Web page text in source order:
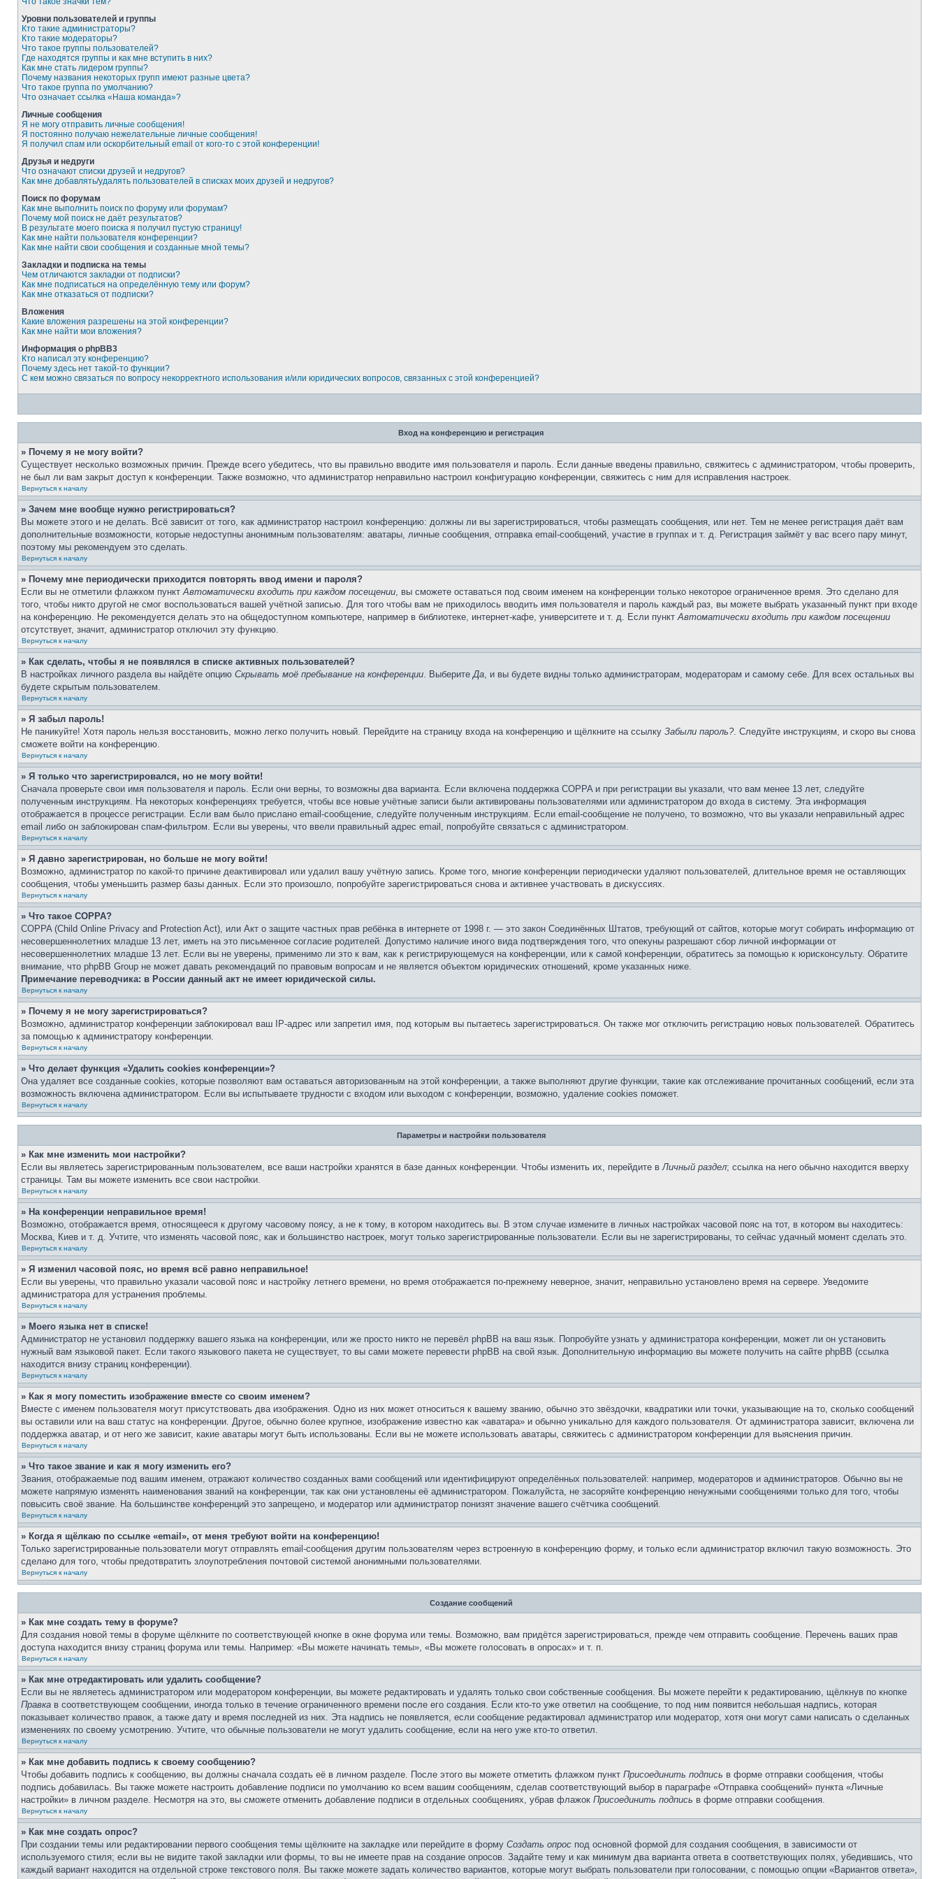
Уровни пользователей и группы
Кто такие администраторы?
Кто такие модераторы?
Что такое группы пользователей?
Где находятся группы и как мне вступить в них?
Как мне стать лидером группы?
Почему названия некоторых групп имеют разные цвета?
Что такое группа по умолчанию?
Что означает ссылка «Наша команда»?
Личные сообщения
Я не могу отправить личные сообщения!
Я постоянно получаю нежелательные личные сообщения!
Я получил спам или оскорбительный email от кого-то с этой конференции!
Друзья и недруги
Что означают списки друзей и недругов?
Как мне добавлять/удалять пользователей в списках моих друзей и недругов?
Поиск по форумам
Как мне выполнить поиск по форуму или форумам?
Почему мой поиск не даёт результатов?
В результате моего поиска я получил пустую страницу!
Как мне найти пользователя конференции?
Как мне найти свои сообщения и созданные мной темы?
Закладки и подписка на темы
Чем отличаются закладки от подписки?
Как мне подписаться на определённую тему или форум?
Как мне отказаться от подписки?
Вложения
Какие вложения разрешены на этой конференции?
Как мне найти мои вложения?
Информация о phpBB3
Кто написал эту конференцию?
Почему здесь нет такой-то функции?
С кем можно связаться по вопросу некорректного использования и/или юридических вопросов, связанных с этой конференцией?
Вход на конференцию и регистрация
» Почему я не могу войти?
Существует несколько возможных причин. Прежде всего убедитесь, что вы правильно вводите имя пользователя и пароль. Если данные введены правильно, свяжитесь с администратором, чтобы проверить,
не был ли вам закрыт доступ к конференции. Также возможно, что администратор неправильно настроил конфигурацию конференции, свяжитесь с ним для исправления настроек.
Вернуться к началу
» Зачем мне вообще нужно регистрироваться?
Вы можете этого и не делать. Всё зависит от того, как администратор настроил конференцию: должны ли вы зарегистрироваться, чтобы размещать сообщения, или нет. Тем не менее регистрация даёт вам
дополнительные возможности, которые недоступны анонимным пользователям: аватары, личные сообщения, отправка email-сообщений, участие в группах и т. д. Регистрация займёт у вас всего пару минут,
поэтому мы рекомендуем это сделать.
Вернуться к началу
» Почему мне периодически приходится повторять ввод имени и пароля?
Если вы не отметили флажком пунктАвтоматически входить при каждом посещении, вы сможете оставаться под своим именем на конференции только некоторое ограниченное время. Это сделано для
того, чтобы никто другой не смог воспользоваться вашей учётной записью. Для того чтобы вам не приходилось вводить имя пользователя и пароль каждый раз, вы можете выбрать указанный пункт при входе
на конференцию. Не рекомендуется делать это на общедоступном компьютере, например в библиотеке, интернет-кафе, университете и т. д. Если пунктАвтоматически входить при каждом посещении
отсутствует, значит, администратор отключил эту функцию.
Вернуться к началу
» Как сделать, чтобы я не появлялся в списке активных пользователей?
В настройках личного раздела вы найдёте опцию Скрывать моё пребывание на конференции. ВыберитеДа, и вы будете видны только администраторам, модераторам и самому себе. Для всех остальных вы
будете скрытым пользователем.
Вернуться к началу
» Я забыл пароль!
Не паникуйте! Хотя пароль нельзя восстановить, можно легко получить новый. Перейдите на страницу входа на конференцию и щёлкните на ссылку Забыли пароль?. Следуйте инструкциям, и скоро вы снова
сможете войти на конференцию.
Вернуться к началу
» Я только что зарегистрировался, но не могу войти!
Сначала проверьте свои имя пользователя и пароль. Если они верны, то возможны два варианта. Если включена поддержка COPPA и при регистрации вы указали, что вам менее 13 лет, следуйте
полученным инструкциям. На некоторых конференциях требуется, чтобы все новые учётные записи были активированы пользователями или администратором до входа в систему. Эта информация
отображается в процессе регистрации. Если вам было прислано email-сообщение, следуйте полученным инструкциям. Если email-сообщение не получено, то возможно, что вы указали неправильный адрес
email либо он заблокирован спам-фильтром. Если вы уверены, что ввели правильный адрес email, попробуйте связаться с администратором.
Вернуться к началу
» Я давно зарегистрирован, но больше не могу войти!
Возможно, администратор по какой-то причине деактивировал или удалил вашу учётную запись. Кроме того, многие конференции периодически удаляют пользователей, длительное время не оставляющих
сообщения, чтобы уменьшить размер базы данных. Если это произошло, попробуйте зарегистрироваться снова и активнее участвовать в дискуссиях.
Вернуться к началу
» Что такое COPPA?
COPPA (Child Online Privacy and Protection Act), или Акт о защите частных прав ребёнка в интернете от 1998 г. — это закон Соединённых Штатов, требующий от сайтов, которые могут собирать информацию от
несовершеннолетних младше 13 лет, иметь на это письменное согласие родителей. Допустимо наличие иного вида подтверждения того, что опекуны разрешают сбор личной информации от
несовершеннолетних младше 13 лет. Если вы не уверены, применимо ли это к вам, как к регистрирующемуся на конференции, или к самой конференции, обратитесь за помощью к юрисконсульту. Обратите
внимание, что phpBB Group не может давать рекомендаций по правовым вопросам и не является объектом юридических отношений, кроме указанных ниже.
Примечание переводчика: в России данный акт не имеет юридической силы.
Вернуться к началу
» Почему я не могу зарегистрироваться?
Возможно, администратор конференции заблокировал ваш IP-адрес или запретил имя, под которым вы пытаетесь зарегистрироваться. Он также мог отключить регистрацию новых пользователей. Обратитесь
за помощью к администратору конференции.
Вернуться к началу
» Что делает функция «Удалить cookies конференции»?
Она удаляет все созданные cookies, которые позволяют вам оставаться авторизованным на этой конференции, а также выполняют другие функции, такие как отслеживание прочитанных сообщений, если эта
возможность включена администратором. Если вы испытываете трудности с входом или выходом с конференции, возможно, удаление cookies поможет.
Вернуться к началу
Параметры и настройки пользователя
» Как мне изменить мои настройки?
Если вы являетесь зарегистрированным пользователем, все ваши настройки хранятся в базе данных конференции. Чтобы изменить их, перейдите вЛичный раздел; ссылка на него обычно находится вверху
страницы. Там вы можете изменить все свои настройки.
Вернуться к началу
» На конференции неправильное время!
Возможно, отображается время, относящееся к другому часовому поясу, а не к тому, в котором находитесь вы. В этом случае измените в личных настройках часовой пояс на тот, в котором вы находитесь:
Москва, Киев и т. д. Учтите, что изменять часовой пояс, как и большинство настроек, могут только зарегистрированные пользователи. Если вы не зарегистрированы, то сейчас удачный момент сделать это.
Вернуться к началу
» Я изменил часовой пояс, но время всё равно неправильное!
Если вы уверены, что правильно указали часовой пояс и настройку летнего времени, но время отображается по-прежнему неверное, значит, неправильно установлено время на сервере. Уведомите
администратора для устранения проблемы.
Вернуться к началу
» Моего языка нет в списке!
Администратор не установил поддержку вашего языка на конференции, или же просто никто не перевёл phpBB на ваш язык. Попробуйте узнать у администратора конференции, может ли он установить
нужный вам языковой пакет. Если такого языкового пакета не существует, то вы сами можете перевести phpBB на свой язык. Дополнительную информацию вы можете получить на сайте phpBB (ссылка
находится внизу страниц конференции).
Вернуться к началу
» Как я могу поместить изображение вместе со своим именем?
Вместе с именем пользователя могут присутствовать два изображения. Одно из них может относиться к вашему званию, обычно это звёздочки, квадратики или точки, указывающие на то, сколько сообщений
вы оставили или на ваш статус на конференции. Другое, обычно более крупное, изображение известно как «аватара» и обычно уникально для каждого пользователя. От администратора зависит, включена ли
поддержка аватар, и от него же зависит, какие аватары могут быть использованы. Если вы не можете использовать аватары, свяжитесь с администратором конференции для выяснения причин.
Вернуться к началу
» Что такое звание и как я могу изменить его?
Звания, отображаемые под вашим именем, отражают количество созданных вами сообщений или идентифицируют определённых пользователей: например, модераторов и администраторов. Обычно вы не
можете напрямую изменять наименования званий на конференции, так как они установлены её администратором. Пожалуйста, не засоряйте конференцию ненужными сообщениями только для того, чтобы
повысить своё звание. На большинстве конференций это запрещено, и модератор или администратор понизят значение вашего счётчика сообщений.
Вернуться к началу
» Когда я щёлкаю по ссылке «email», от меня требуют войти на конференцию!
Только зарегистрированные пользователи могут отправлять email-сообщения другим пользователям через встроенную в конференцию форму, и только если администратор включил такую возможность. Это
сделано для того, чтобы предотвратить злоупотребления почтовой системой анонимными пользователями.
Вернуться к началу
Создание сообщений
» Как мне создать тему в форуме?
Для создания новой темы в форуме щёлкните по соответствующей кнопке в окне форума или темы. Возможно, вам придётся зарегистрироваться, прежде чем отправить сообщение. Перечень ваших прав
доступа находится внизу страниц форума или темы. Например: «Вы можете начинать темы», «Вы можете голосовать в опросах» и т. п.
Вернуться к началу
» Как мне отредактировать или удалить сообщение?
Если вы не являетесь администратором или модератором конференции, вы можете редактировать и удалять только свои собственные сообщения. Вы можете перейти к редактированию, щёлкнув по кнопке
Правка в соответствующем сообщении, иногда только в течение ограниченного времени после его создания. Если кто-то уже ответил на сообщение, то под ним появится небольшая надпись, которая
показывает количество правок, а также дату и время последней из них. Эта надпись не появляется, если сообщение редактировал администратор или модератор, хотя они могут сами написать о сделанных
изменениях по своему усмотрению. Учтите, что обычные пользователи не могут удалить сообщение, если на него уже кто-то ответил.
Вернуться к началу
» Как мне добавить подпись к своему сообщению?
Чтобы добавить подпись к сообщению, вы должны сначала создать её в личном разделе. После этого вы можете отметить флажком пункт Присоединить подпись в форме отправки сообщения, чтобы
подпись добавилась. Вы также можете настроить добавление подписи по умолчанию ко всем вашим сообщениям, сделав соответствующий выбор в параграфе «Отправка сообщений» пункта «Личные
настройки» в личном разделе. Несмотря на это, вы сможете отменить добавление подписи в отдельных сообщениях, убрав флажок Присоединить подпись в форме отправки сообщения.
Вернуться к началу
» Как мне создать опрос?
При создании темы или редактировании первого сообщения темы щёлкните на закладке или перейдите в форму Создать опрос под основной формой для создания сообщения, в зависимости от
используемого стиля; если вы не видите такой закладки или формы, то вы не имеете прав на создание опросов. Задайте тему и как минимум два варианта ответа в соответствующих полях, убедившись, что
каждый вариант находится на отдельной строке текстового поля. Вы также можете задать количество вариантов, которые могут выбрать пользователи при голосовании, с помощью опции «Вариантов ответа»,